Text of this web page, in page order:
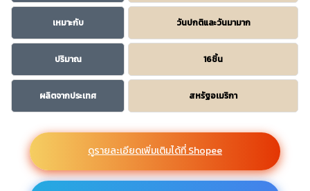
เหมาะกับ วันปกติและวันมามาก
ปริมาณ 16ชิ้น
ผลิตจากประเทศ สหรัฐอเมริกา
ดูรายละเอียดเพิ่มเติมได้ที่ Shopee